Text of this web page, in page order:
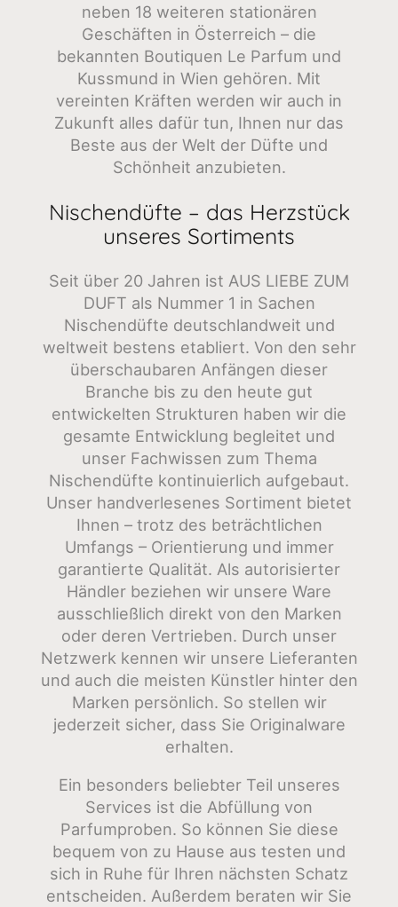
neben 18 weiteren stationären
Geschäften in Österreich – die
bekannten Boutiquen Le Parfum und
Kussmund in Wien gehören. Mit
vereinten Kräften werden wir auch in
Zukunft alles dafür tun, Ihnen nur das
Beste aus der Welt der Düfte und
Schönheit anzubieten.
Nischendüfte – das Herzstück
unseres Sortiments
Seit über 20 Jahren ist AUS LIEBE ZUM
DUFT als Nummer 1 in Sachen
Nischendüfte deutschlandweit und
weltweit bestens etabliert. Von den sehr
überschaubaren Anfängen dieser
Branche bis zu den heute gut
entwickelten Strukturen haben wir die
gesamte Entwicklung begleitet und
unser Fachwissen zum Thema
Nischendüfte kontinuierlich aufgebaut.
Unser handverlesenes Sortiment bietet
Ihnen – trotz des beträchtlichen
Umfangs – Orientierung und immer
garantierte Qualität. Als autorisierter
Händler beziehen wir unsere Ware
ausschließlich direkt von den Marken
oder deren Vertrieben. Durch unser
Netzwerk kennen wir unsere Lieferanten
und auch die meisten Künstler hinter den
Marken persönlich. So stellen wir
jederzeit sicher, dass Sie Originalware
erhalten.
Ein besonders beliebter Teil unseres
Services ist die Abfüllung von
Parfumproben. So können Sie diese
bequem von zu Hause aus testen und
sich in Ruhe für Ihren nächsten Schatz
entscheiden. Außerdem beraten wir Sie